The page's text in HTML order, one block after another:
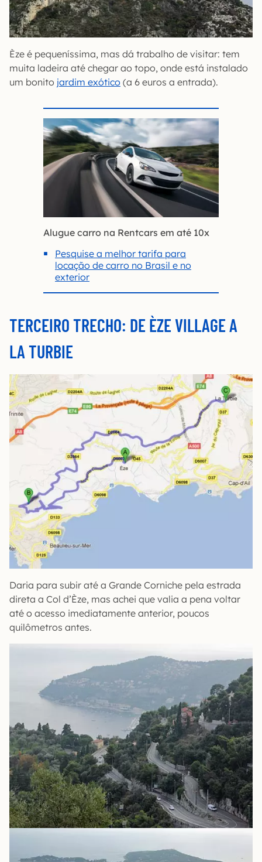
Èze é pequeníssima, mas dá trabalho de visitar: tem
muita ladeira até chegar ao topo, onde está instalado
um bonito jardim exótico (a 6 euros a entrada).
Alugue carro na Rentcars em até 10x
Pesquise a melhor tarifa para
locação de carro no Brasil e no
exterior
TERCEIRO TRECHO: DE ÈZE VILLAGE A
LA TURBIE
Daria para subir até a Grande Corniche pela estrada
direta a Col d’Èze, mas achei que valia a pena voltar
até o acesso imediatamente anterior, poucos
quilômetros antes.